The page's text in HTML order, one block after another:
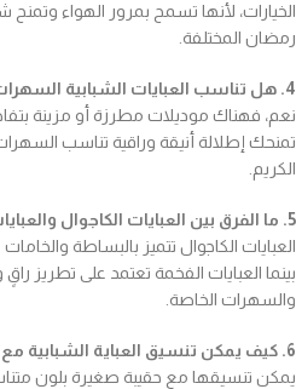
الخيارات، لأنها تسمح بمرور الهواء وتمنح
رمضان المختلفة.
4. هل تناسب العبايات الشبابية السهرات الرمضانية؟
نعم، فهناك موديلات مطرزة أو مزينة
تمنحك إطلالة أنيقة وراقية تناسب
الكريم.
5. ما الفرق بين العبايات الكاجوال والعبايات الفخمة في رمضان؟
العبايات الكاجوال تتميز بالبساطة
بينما العبايات الفخمة تعتمد على تطريز
والسهرات الخاصة.
6. كيف يمكن تنسيق العباية الشبابية مع الإكسسوارات؟
يمكن تنسيقها مع حقيبة صغيرة بلون